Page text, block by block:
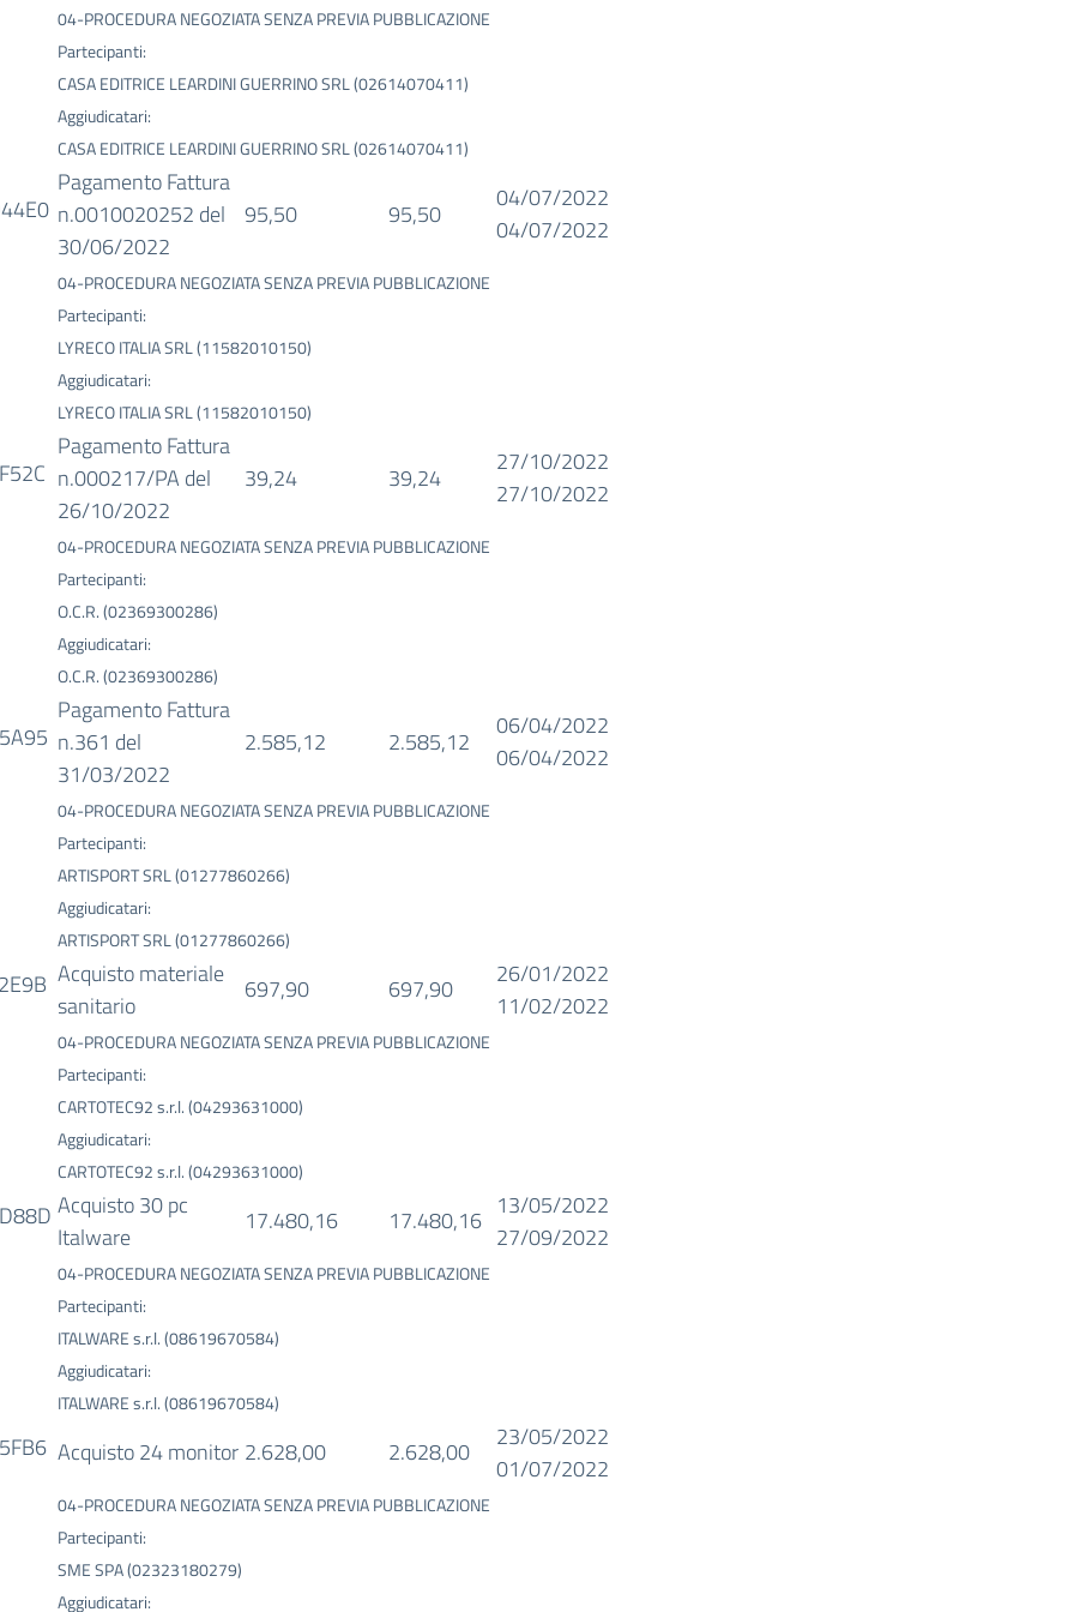
04-PROCEDURA NEGOZIATA SENZA PREVIA PUBBLICAZIONE
Partecipanti:
CASA EDITRICE LEARDINI GUERRINO SRL (02614070411)
Aggiudicatari:
CASA EDITRICE LEARDINI GUERRINO SRL (02614070411)
Pagamento Fattura
n.0010020252 del
30/06/2022
95,50 95,50
04/07/2022
04/07/2022
04-PROCEDURA NEGOZIATA SENZA PREVIA PUBBLICAZIONE
Partecipanti:
LYRECO ITALIA SRL (11582010150)
Aggiudicatari:
LYRECO ITALIA SRL (11582010150)
Pagamento Fattura
n.000217/PA del
26/10/2022
39,24 39,24
27/10/2022
27/10/2022
04-PROCEDURA NEGOZIATA SENZA PREVIA PUBBLICAZIONE
Partecipanti:
O.C.R. (02369300286)
Aggiudicatari:
O.C.R. (02369300286)
Pagamento Fattura
n.361 del
31/03/2022
2.585,12 2.585,12
06/04/2022
06/04/2022
04-PROCEDURA NEGOZIATA SENZA PREVIA PUBBLICAZIONE
Partecipanti:
ARTISPORT SRL (01277860266)
Aggiudicatari:
ARTISPORT SRL (01277860266)
Acquisto materiale
sanitario
697,90 697,90
26/01/2022
11/02/2022
04-PROCEDURA NEGOZIATA SENZA PREVIA PUBBLICAZIONE
Partecipanti:
CARTOTEC92 s.r.l. (04293631000)
Aggiudicatari:
CARTOTEC92 s.r.l. (04293631000)
Acquisto 30 pc
Italware
17.480,16 17.480,16 13/05/2022
27/09/2022
04-PROCEDURA NEGOZIATA SENZA PREVIA PUBBLICAZIONE
Partecipanti:
ITALWARE s.r.l. (08619670584)
Aggiudicatari:
ITALWARE s.r.l. (08619670584)
Acquisto 24 monitor 2.628,00 2.628,00
23/05/2022
01/07/2022
04-PROCEDURA NEGOZIATA SENZA PREVIA PUBBLICAZIONE
Partecipanti:
SME SPA (02323180279)
Aggiudicatari: